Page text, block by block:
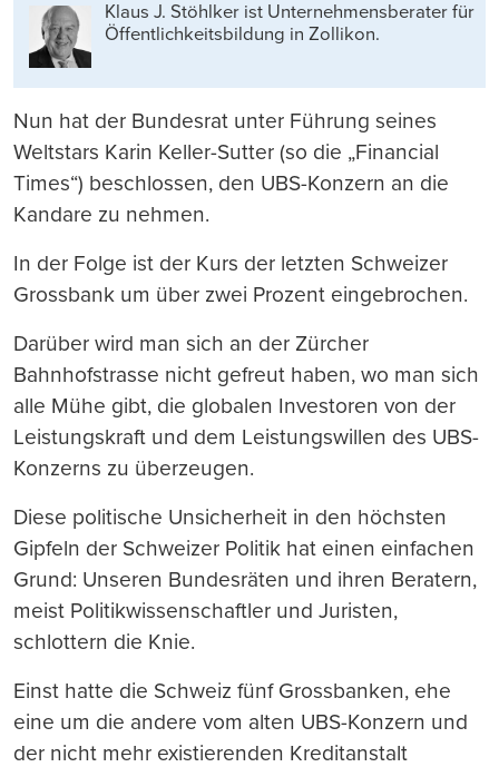
Klaus J. Stöhlker ist Unternehmens­berater für
Öffentlichkeits­bildung in Zollikon.
Nun hat der Bundesrat unter Führung seines
Weltstars Karin Keller-Sutter (so die „Financial
Times“) beschlossen, den UBS-Konzern an die
Kandare zu nehmen.
In der Folge ist der Kurs der letzten Schweizer
Grossbank um über zwei Prozent eingebrochen.
Darüber wird man sich an der Zürcher
Bahnhofstrasse nicht gefreut haben, wo man sich
alle Mühe gibt, die globalen Investoren von der
Leistungskraft und dem Leistungswillen des UBS-
Konzerns zu überzeugen.
Diese politische Unsicherheit in den höchsten
Gipfeln der Schweizer Politik hat einen einfachen
Grund: Unseren Bundesräten und ihren Beratern,
meist Politikwissenschaftler und Juristen,
schlottern die Knie.
Einst hatte die Schweiz fünf Grossbanken, ehe
eine um die andere vom alten UBS-Konzern und
der nicht mehr existierenden Kreditanstalt